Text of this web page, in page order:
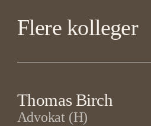
Flere kolleger
Thomas Birch
Advokat (H)